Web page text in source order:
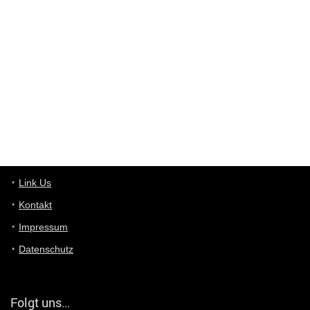
Günni
Link Us
Kontakt
Impressum
Datenschutz
Folgt uns…